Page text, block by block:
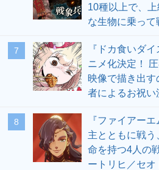
10種以上で、
な生物に乗っ
7
『ドカ食いダ
ニメ化決定！
映像で描き出
者によるお祝い
8
『ファイアー
主とともに戦
命を持つ4人の
ートリヒ／セオ